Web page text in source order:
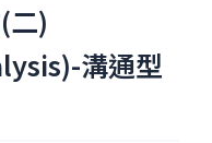
二)
溝通型